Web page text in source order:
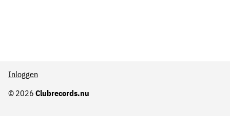
© 2026 Clubrecords.nu
Inloggen